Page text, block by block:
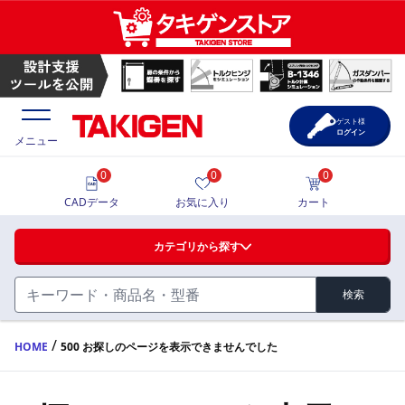
ハンドル・取手・つまみ・周辺機器
FA・A
蝶番・ステー・周辺機器
価格一覧
製品カタログ
メニュー
カテゴリから探す
検索
0
CADデータ
0
お気に入り
0
カート
ゲスト様
ログイン
HOME / 500 お探しのページを表示できませんでした